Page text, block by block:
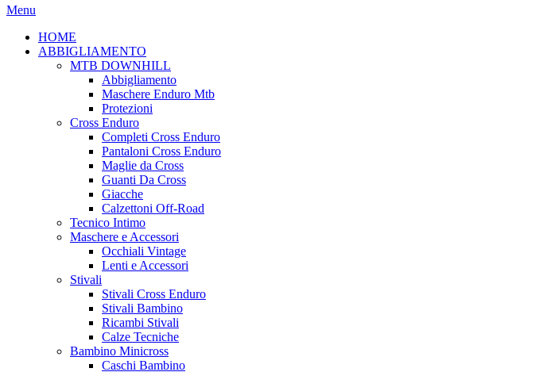
Menu
HOME
ABBIGLIAMENTO
MTB DOWNHILL
Abbigliamento
Maschere Enduro Mtb
Protezioni
Cross Enduro
Completi Cross Enduro
Pantaloni Cross Enduro
Maglie da Cross
Guanti Da Cross
Giacche
Calzettoni Off-Road
Tecnico Intimo
Maschere e Accessori
Occhiali Vintage
Lenti e Accessori
Stivali
Stivali Cross Enduro
Stivali Bambino
Ricambi Stivali
Calze Tecniche
Bambino Minicross
Caschi Bambino